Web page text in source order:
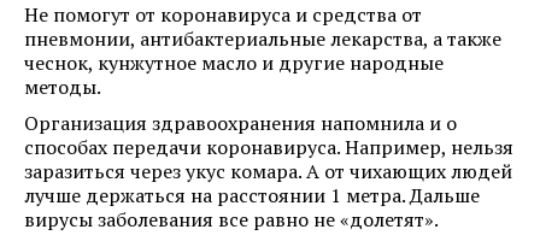
Не помогут от коронавируса и средства от
пневмонии, антибактериальные лекарства, а также
чеснок, кунжутное масло и другие народные
методы.
Организация здравоохранения напомнила и о
способах передачи коронавируса. Например, нельзя
заразиться через укус комара. А от чихающих людей
лучше держаться на расстоянии 1 метра. Дальше
вирусы заболевания все равно не «долетят».